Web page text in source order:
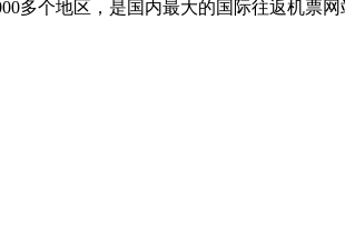
多个地区，是国内最大的国际往返机票网